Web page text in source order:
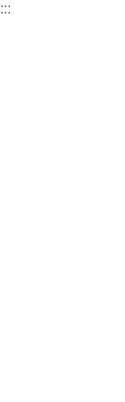
跳到主要內容區塊
:::